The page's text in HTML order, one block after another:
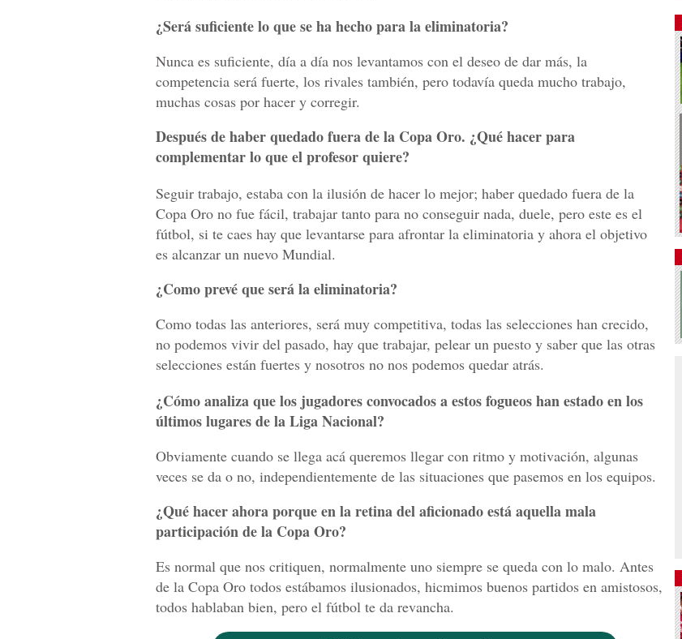
¿Será suficiente lo que se ha hecho para la eliminatoria?
Nunca es suficiente, día a día nos levantamos con el deseo de dar más, la
competencia será fuerte, los rivales también, pero todavía queda mucho trabajo,
muchas cosas por hacer y corregir.
Después de haber quedado fuera de la Copa Oro. ¿Qué hacer para
complementar lo que el profesor quiere?
Seguir trabajo, estaba con la ilusión de hacer lo mejor; haber quedado fuera de la
Copa Oro no fue fácil, trabajar tanto para no conseguir nada, duele, pero este es el
fútbol, si te caes hay que levantarse para afrontar la eliminatoria y ahora el objetivo
es alcanzar un nuevo Mundial.
¿Como prevé que será la eliminatoria?
Como todas las anteriores, será muy competitiva, todas las selecciones han crecido,
no podemos vivir del pasado, hay que trabajar, pelear un puesto y saber que las otras
selecciones están fuertes y nosotros no nos podemos quedar atrás.
¿Cómo analiza que los jugadores convocados a estos fogueos han estado en los
últimos lugares de la Liga Nacional?
Obviamente cuando se llega acá queremos llegar con ritmo y motivación, algunas
veces se da o no, independientemente de las situaciones que pasemos en los equipos.
¿Qué hacer ahora porque en la retina del aficionado está aquella mala
participación de la Copa Oro?
Es normal que nos critiquen, normalmente uno siempre se queda con lo malo. Antes
de la Copa Oro todos estábamos ilusionados, hicmimos buenos partidos en amistosos,
todos hablaban bien, pero el fútbol te da revancha.